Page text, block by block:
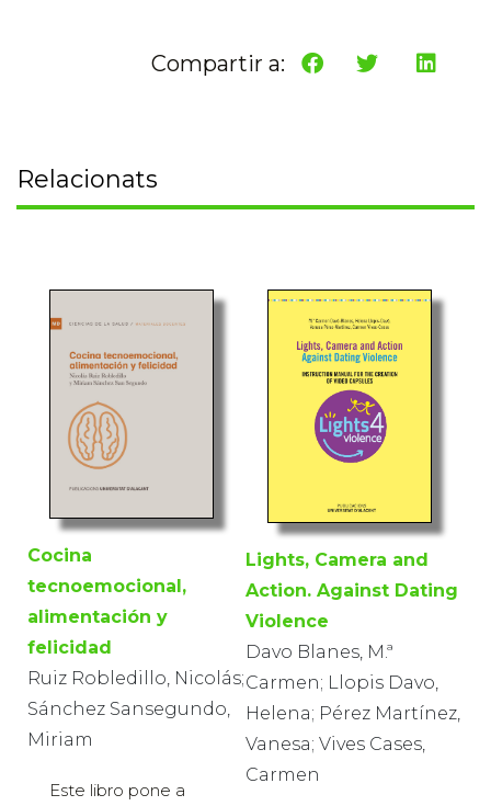
Compartir a:
Relacionats
Cocina
tecnoemocional,
alimentación y
felicidad
Ruiz Robledillo, Nicolás;
Sánchez Sansegundo,
Miriam
Este libro pone a
Lights, Camera and
Action. Against Dating
Violence
Davo Blanes, M.ª
Carmen; Llopis Davo,
Helena; Pérez Martínez,
Vanesa; Vives Cases,
Carmen